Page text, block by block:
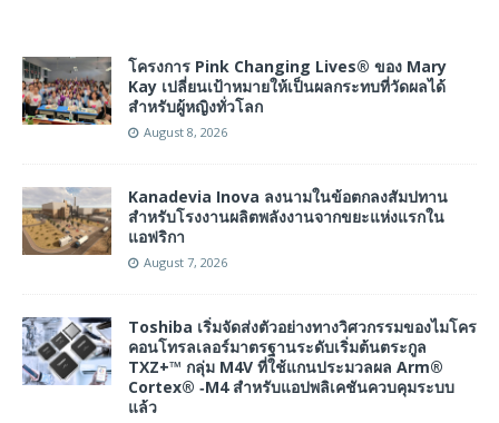
โครงการ Pink Changing Lives® ของ Mary
Kay เปลี่ยนเป้าหมายให้เป็นผลกระทบที่วัดผลได้
สำหรับผู้หญิงทั่วโลก
August 8, 2026
Kanadevia Inova ลงนามในข้อตกลงสัมปทาน
สำหรับโรงงานผลิตพลังงานจากขยะแห่งแรกใน
แอฟริกา
August 7, 2026
Toshiba เริ่มจัดส่งตัวอย่างทางวิศวกรรมของไมโคร
คอนโทรลเลอร์มาตรฐานระดับเริ่มต้นตระกูล
TXZ+™ กลุ่ม M4V ที่ใช้แกนประมวลผล Arm®
Cortex® ‑M4 สำหรับแอปพลิเคชันควบคุมระบบ
แล้ว